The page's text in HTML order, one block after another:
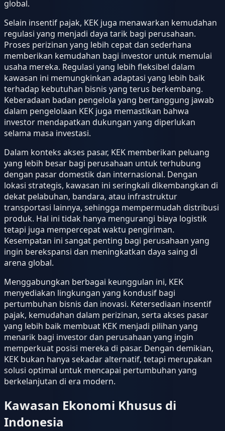
global.
Selain insentif pajak, KEK juga menawarkan kemudahan
regulasi yang menjadi daya tarik bagi perusahaan.
Proses perizinan yang lebih cepat dan sederhana
memberikan kemudahan bagi investor untuk memulai
usaha mereka. Regulasi yang lebih fleksibel dalam
kawasan ini memungkinkan adaptasi yang lebih baik
terhadap kebutuhan bisnis yang terus berkembang.
Keberadaan badan pengelola yang bertanggung jawab
dalam pengelolaan KEK juga memastikan bahwa
investor mendapatkan dukungan yang diperlukan
selama masa investasi.
Dalam konteks akses pasar, KEK memberikan peluang
yang lebih besar bagi perusahaan untuk terhubung
dengan pasar domestik dan internasional. Dengan
lokasi strategis, kawasan ini seringkali dikembangkan di
dekat pelabuhan, bandara, atau infrastruktur
transportasi lainnya, sehingga mempermudah distribusi
produk. Hal ini tidak hanya mengurangi biaya logistik
tetapi juga mempercepat waktu pengiriman.
Kesempatan ini sangat penting bagi perusahaan yang
ingin berekspansi dan meningkatkan daya saing di
arena global.
Menggabungkan berbagai keunggulan ini, KEK
menyediakan lingkungan yang kondusif bagi
pertumbuhan bisnis dan inovasi. Ketersediaan insentif
pajak, kemudahan dalam perizinan, serta akses pasar
yang lebih baik membuat KEK menjadi pilihan yang
menarik bagi investor dan perusahaan yang ingin
memperkuat posisi mereka di pasar. Dengan demikian,
KEK bukan hanya sekadar alternatif, tetapi merupakan
solusi optimal untuk mencapai pertumbuhan yang
berkelanjutan di era modern.
Kawasan Ekonomi Khusus di
Indonesia